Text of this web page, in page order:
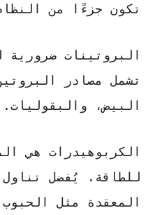
تكون جزءًا من
البروتينات ضرورية
تشمل مصادر
البيض، والبقوليات.
الكربوهيدرات هي
للطاقة. يُفضل تناول
المعقدة مثل